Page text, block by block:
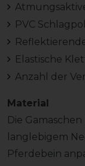
PVC
Elastische
Anzahl der
Material
Die
langlebigem
Pferdebein